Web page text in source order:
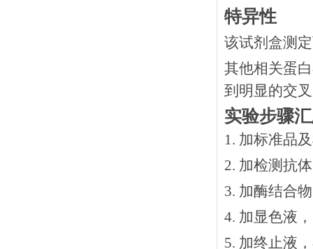
特异性
该试剂盒测
其他相关蛋
到明显的交
实验步骤
1. 加标准品
2. 加检测抗
3. 加酶结合
4. 加显色液
5. 加终止液